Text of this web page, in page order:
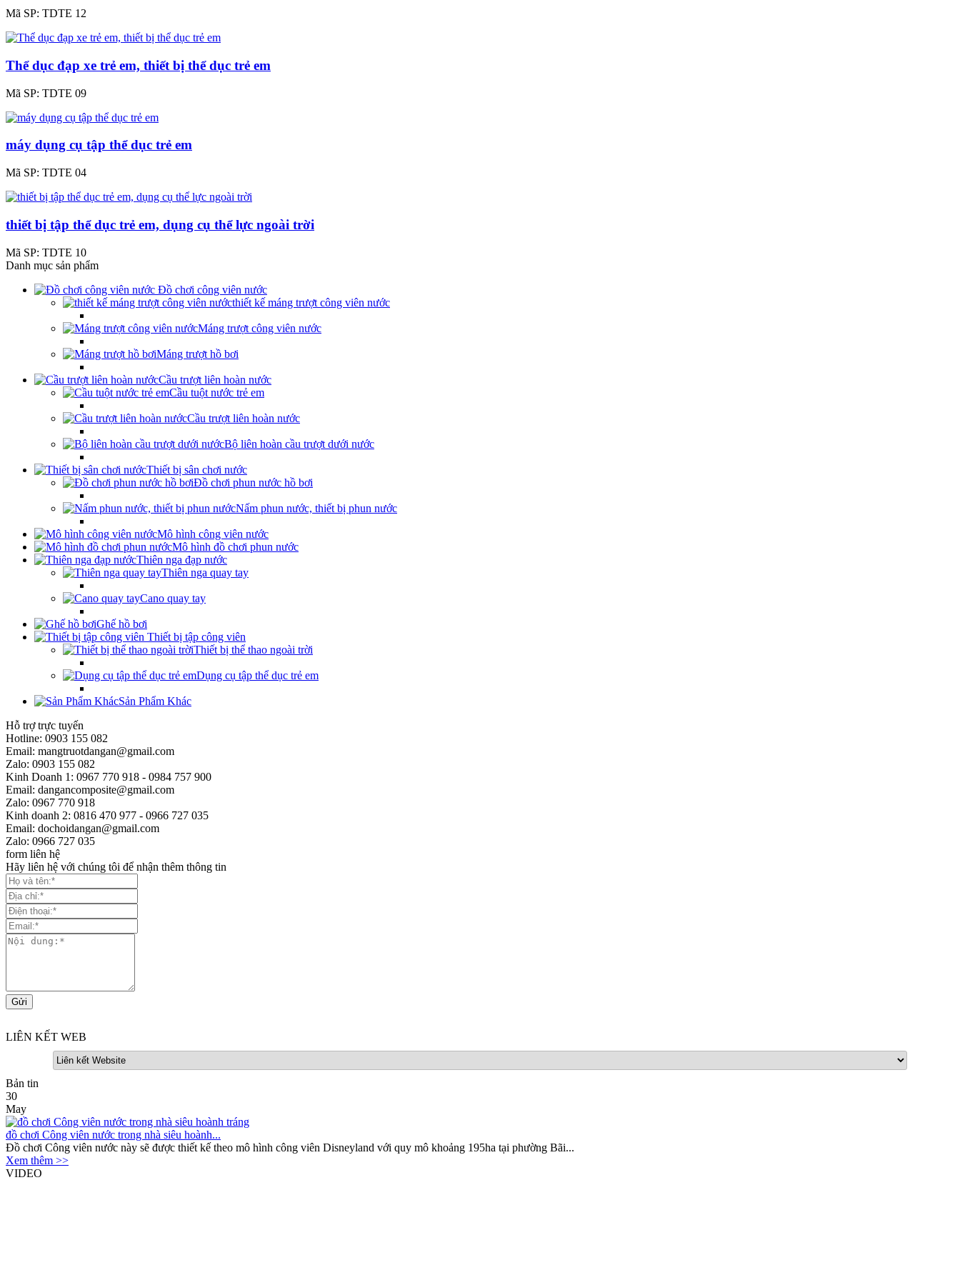
Mã SP: TDTE 12
Thể dục đạp xe trẻ em, thiết bị thể dục trẻ em
Mã SP: TDTE 09
máy dụng cụ tập thể dục trẻ em
Mã SP: TDTE 04
thiết bị tập thể dục trẻ em, dụng cụ thể lực ngoài trời
Mã SP: TDTE 10
Danh mục sản phẩm
Đồ chơi công viên nước
thiết kế máng trượt công viên nước
Máng trượt công viên nước
Máng trượt hồ bơi
Cầu trượt liên hoàn nước
Cầu tuột nước trẻ em
Cầu trượt liên hoàn nước
Bộ liên hoàn cầu trượt dưới nước
Thiết bị sân chơi nước
Đồ chơi phun nước hồ bơi
Nấm phun nước, thiết bị phun nước
Mô hình công viên nước
Mô hình đồ chơi phun nước
Thiên nga đạp nước
Thiên nga quay tay
Cano quay tay
Ghế hồ bơi
Thiết bị tập công viên
Thiết bị thể thao ngoài trời
Dụng cụ tập thể dục trẻ em
Sản Phẩm Khác
Hỗ trợ trực tuyến
Hotline: 0903 155 082
Email: mangtruotdangan@gmail.com
Zalo: 0903 155 082
Kinh Doanh 1: 0967 770 918 - 0984 757 900
Email: dangancomposite@gmail.com
Zalo: 0967 770 918
Kinh doanh 2: 0816 470 977 - 0966 727 035
Email: dochoidangan@gmail.com
Zalo: 0966 727 035
form liên hệ
Hãy liên hệ với chúng tôi để nhận thêm thông tin
LIÊN KẾT WEB
Bản tin
30
May
đồ chơi Công viên nước trong nhà siêu hoành...
Đồ chơi Công viên nước này sẽ được thiết kế theo mô hình công viên Disneyland với quy mô khoảng 195ha tại phường Bãi...
Xem thêm >>
VIDEO